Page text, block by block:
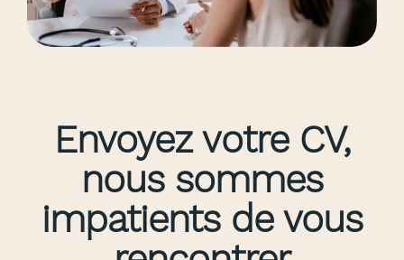
Envoyez votre CV,
nous sommes
impatients de vous